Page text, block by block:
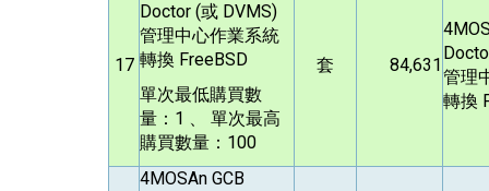
17
Doctor (或 DVMS)
管理中心作業系統
轉換 FreeBSD
單次最低購買數
量：1 、 單次最高
購買數量：100
套 84,631
管理
轉換
4MOSAn GCB